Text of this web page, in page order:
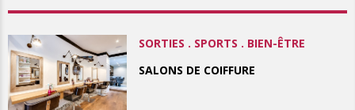
SORTIES . SPORTS . BIEN-ÊTRE
SALONS DE COIFFURE